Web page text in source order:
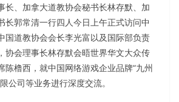
长、加拿大道教协会秘书长林存默、加
长郭常清一行四人今日上午正式访问中
国道教协会会长李光富以及国际部负责
协会理事长林存默会晤世界华文大众传
陈橹西，就中国网络游戏企业品牌“九州
公司等业务进行深度交流。